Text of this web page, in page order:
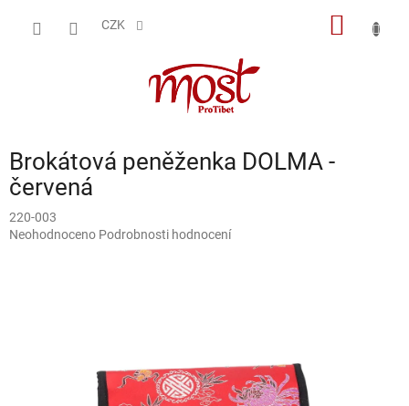
CZK
Brokátová peněženka DOLMA -
červená
220-003
Průměrné
Neohodnoceno Podrobnosti hodnocení